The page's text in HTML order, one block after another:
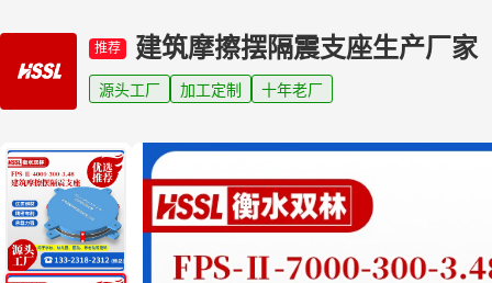
推荐 建筑摩擦摆隔震支座生产厂家
源头工厂 加工定制 十年老厂